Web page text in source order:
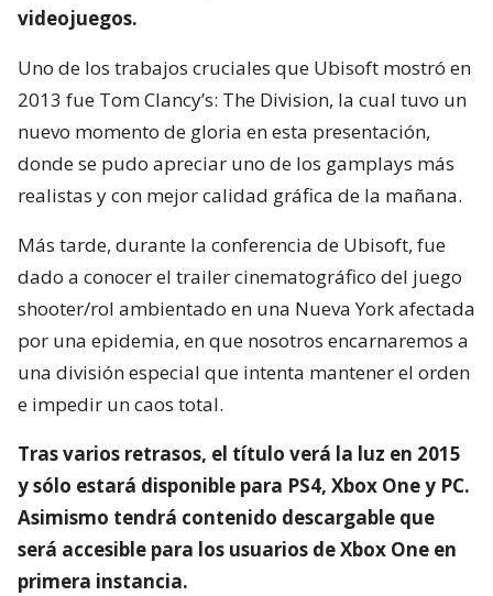
videojuegos.
Uno de los trabajos cruciales que Ubisoft mostró en
2013 fue Tom Clancy’s: The Division, la cual tuvo un
nuevo momento de gloria en esta presentación,
donde se pudo apreciar uno de los gamplays más
realistas y con mejor calidad gráfica de la mañana.
Más tarde, durante la conferencia de Ubisoft, fue
dado a conocer el trailer cinematográfico del juego
shooter/rol ambientado en una Nueva York afectada
por una epidemia, en que nosotros encarnaremos a
una división especial que intenta mantener el orden
e impedir un caos total.
Tras varios retrasos, el título verá la luz en 2015
y sólo estará disponible para PS4, Xbox One y PC.
Asimismo tendrá contenido descargable que
será accesible para los usuarios de Xbox One en
primera instancia.